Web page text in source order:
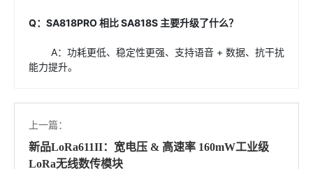
Q：SA818PRO 相比 SA818S 主要升级了什么？
A：功耗更低、稳定性更强、支持语音 + 数据、抗干扰
能力提升。
上一篇：
新品LoRa611II：宽电压 & 高速率 160mW工业级
LoRa无线数传模块